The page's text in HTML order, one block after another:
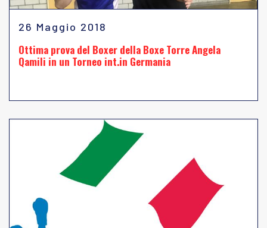
26 Maggio 2018
Ottima prova del Boxer della Boxe Torre Angela
Qamili in un Torneo int.in Germania